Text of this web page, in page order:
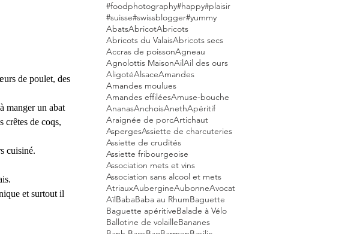
de poulet, des
manger un abat
crêtes de coqs,
cuisiné.
et surtout il
#foodphotography#happy#plaisir
#suisse#swissblogger#yummy
AbatsAbricotAbricots
Abricots du ValaisAbricots secs
Accras de poissonAgneau
Agnolottis MaisonAilAil des ours
AligotéAlsaceAmandes
Amandes moulues
Amandes effiléesAmuse-bouche
AnanasAnchoisAnethApéritif
Araignée de porcArtichaut
AspergesAssiette de charcuteries
Assiette de crudités
Assiette fribourgeoise
Association mets et vins
Association sans alcool et mets
AtriauxAubergineAubonneAvocat
AïlBabaBaba au RhumBaguette
Baguette apéritiveBalade à Vélo
Ballotine de volailleBananes